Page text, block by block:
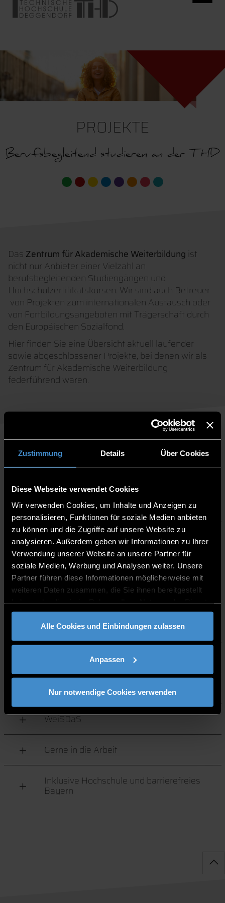
Zustimmung Details Über Cookies
Diese Webseite verwendet Cookies
Wir verwenden Cookies, um Inhalte und Anzeigen zu
personalisieren, Funktionen für soziale Medien anbieten
zu können und die Zugriffe auf unsere Website zu
analysieren. Außerdem geben wir Informationen zu Ihrer
Verwendung unserer Website an unsere Partner für
soziale Medien, Werbung und Analysen weiter. Unsere
Partner führen diese Informationen möglicherweise mit
weiteren Daten zusammen, die Sie ihnen bereitgestellt
gesammelt haben.
Alle Cookies und Einbindungen zulassen
Anpassen
Nur notwendige Cookies verwenden
PROJEKTE
Berufsbegleitend studieren an der THD
Das Zentrum für Akademische Weiterbildung ist
nicht nur Anbieter einer Vielzahl an
berufsbegleitenden Studiengängen und
Hochschulzertifikatskursen. Wir sind auch Betreuer
von Projekten zum internationalen Austausch oder
von Fortbildungsangeboten mit Trägerschaft durch
den Europäischen Sozialfond.
Hier finden Sie eine Übersicht aktuell laufender
sowie abgeschlossener Projekte, bei denen wir als
Zentrum für Akademische Weiterbildung
federführend waren.
AKTUELLE PROJEKTE
Virtuelle Produktion
ABGESCHLOSSENE
PROJEKTE
DEG-DLM1
DegTrepE
WeiSDaS
Gerne in die Arbeit
Inklusive Hochschule und barrierefreies
Bayern